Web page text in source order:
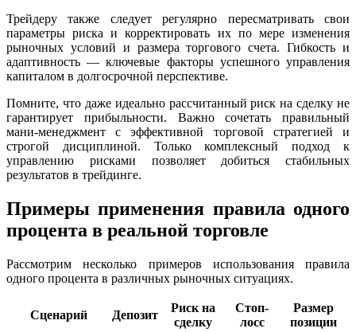
Трейдеру также следует регулярно пересматривать свои
параметры риска и корректировать их по мере изменения
рыночных условий и размера торгового счета. Гибкость и
адаптивность — ключевые факторы успешного управления
капиталом в долгосрочной перспективе.
Помните, что даже идеально рассчитанный риск на сделку не
гарантирует прибыльности. Важно сочетать правильный
мани-менеджмент с эффективной торговой стратегией и
строгой дисциплиной. Только комплексный подход к
управлению рисками позволяет добиться стабильных
результатов в трейдинге.
Примеры применения правила одного
процента в реальной торговле
Рассмотрим несколько примеров использования правила
одного процента в различных рыночных ситуациях.
Сценарий Депозит
Риск на
сделку
Стоп-
лосс
Размер
позиции